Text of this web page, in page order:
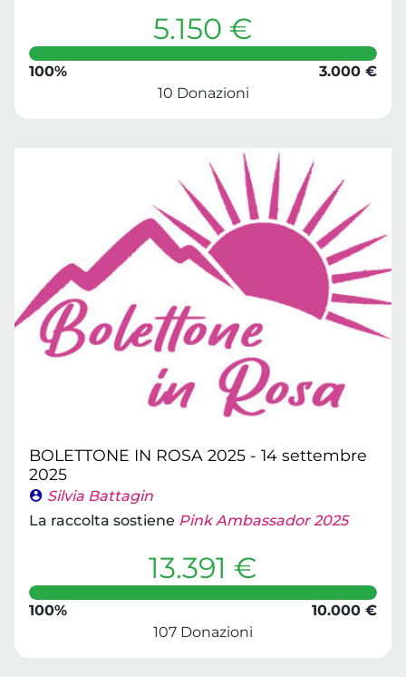
5.150 €
100%
3.000 €
10 Donazioni
BOLETTONE IN ROSA 2025 - 14 settembre
2025
Silvia Battagin
La raccolta sostiene Pink Ambassador 2025
13.391 €
100%
10.000 €
107 Donazioni